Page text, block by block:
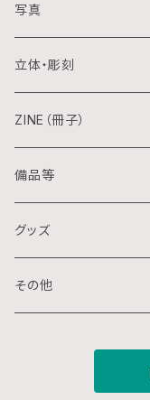
アクリル画
日本画
水彩画
クレパス画
水墨画
スプレー画
銅版画
木版画
シルクスクリーン
リトグラフ
デジタル
ステンシル
デジタルプリント
写真
立体・彫刻
陶芸
金属
石
木
ZINE（冊子）
備品等
グッズ
ポストカード
その他